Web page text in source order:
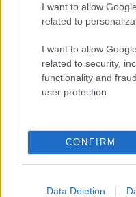
I want to allow
related to
I want to allow
related to security,
functionality and
user protection.
CONFIRM
Data Deletion
Kati tizennyolc volt,
gyermekével. Ő
mindegy volt, csak
legyen. Kati vágya
Ági. Egy évvel később
Sanyika. Majd két év
édesanyjának…